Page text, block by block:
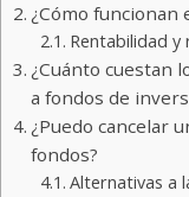
¿Cómo funcionan
Rentabilidad y
¿Cuánto cuestan
a fondos de
¿Puedo cancelar
fondos?
Alternativas a